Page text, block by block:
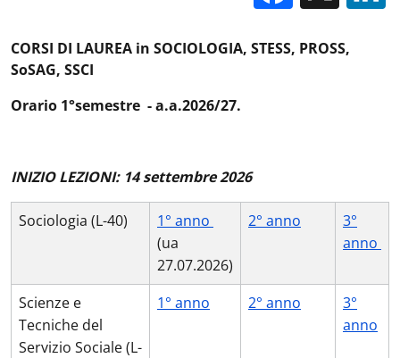
CORSI DI LAUREA in SOCIOLOGIA, STESS, PROSS,
SoSAG, SSCI
Orario 1°semestre - a.a.2026/27.
INIZIO LEZIONI: 14 settembre 2026
Sociologia (L-40)
1° anno
(ua
27.07.2026)
2° anno
3°
anno
Scienze e
Tecniche del
Servizio Sociale (L-
1° anno 2° anno
3°
anno